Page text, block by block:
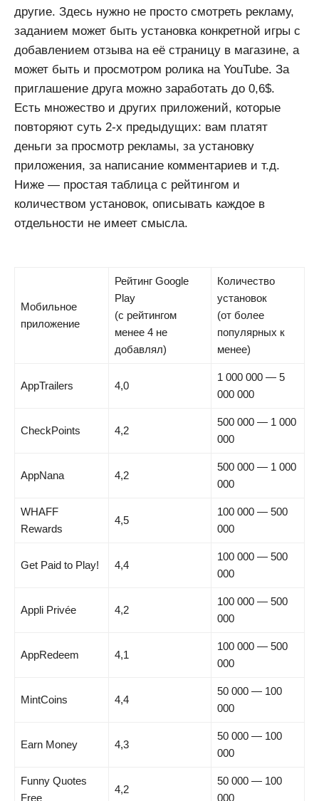
другие. Здесь нужно не просто смотреть рекламу,
заданием может быть установка конкретной игры c
добавлением отзыва на её страницу в магазине, а
может быть и просмотром ролика на YouTube. За
приглашение друга можно заработать до 0,6$.
Есть множество и других приложений, которые
повторяют суть 2-х предыдущих: вам платят
деньги за просмотр рекламы, за установку
приложения, за написание комментариев и т.д.
Ниже — простая таблица с рейтингом и
количеством установок, описывать каждое в
отдельности не имеет смысла.
Мобильное
приложение
Рейтинг Google
Play
(с рейтингом
менее 4 не
добавлял)
Количество
установок
(от более
популярных к
менее)
AppTrailers 4,0
1 000 000 — 5
000 000
CheckPoints 4,2
500 000 — 1 000
000
AppNana 4,2
500 000 — 1 000
000
WHAFF
Rewards
4,5
100 000 — 500
000
Get Paid to Play! 4,4
100 000 — 500
000
Appli Privée 4,2
100 000 — 500
000
AppRedeem 4,1
100 000 — 500
000
MintCoins 4,4
50 000 — 100
000
Earn Money 4,3
50 000 — 100
000
Funny Quotes
Free
4,2
50 000 — 100
000